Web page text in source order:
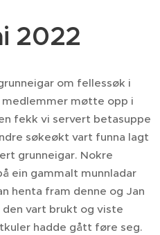
2022
om fellessøk i
medlemmer møtte opp i
fekk vi servert betasuppe
søkeøkt vart funna lagt
grunneigar. Nokre
ein gammalt munnladar
henta fram denne og Jan
vart brukt og viste
hadde gått føre seg.